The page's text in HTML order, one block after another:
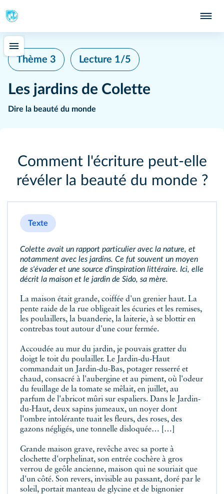
Thème 3 Lecture 1/5
Les jardins de Colette
Dire la beauté du monde
Comment l'écriture peut‑elle
révéler la beauté du monde ?
Texte
Colette avait un rapport particulier avec la nature, et
notamment avec les jardins. Ce fut souvent un moyen
de s'évader et une source d'inspiration littéraire. Ici, elle
décrit la maison et le jardin de Sido, sa mère.
La maison était grande, coiffée d'un grenier haut. La
pente raide de la rue obligeait les écuries et les remises,
les poulaillers, la buanderie, la laiterie, à se blottir en
contrebas tout autour d'une cour fermée.
Accoudée au mur du jardin, je pouvais gratter du
doigt le toit du poulailler. Le Jardin-du-Haut
commandait un Jardin-du-Bas, potager resserré et
chaud, consacré à l'aubergine et au piment, où l'odeur
du feuillage de la tomate se mêlait, en juillet, au
parfum de l'abricot mûri sur espaliers. Dans le Jardin-
du-Haut, deux sapins jumeaux, un noyer dont
l'ombre intolérante tuait les fleurs, des roses, des
gazons négligés, une tonnelle disloquée… […]
Grande maison grave, revêche avec sa porte à
clochette d'orphelinat, son entrée cochère à gros
verrou de geôle ancienne, maison qui ne souriait que
d'un côté. Son revers, invisible au passant, doré par le
soleil, portait manteau de glycine et de bignonier